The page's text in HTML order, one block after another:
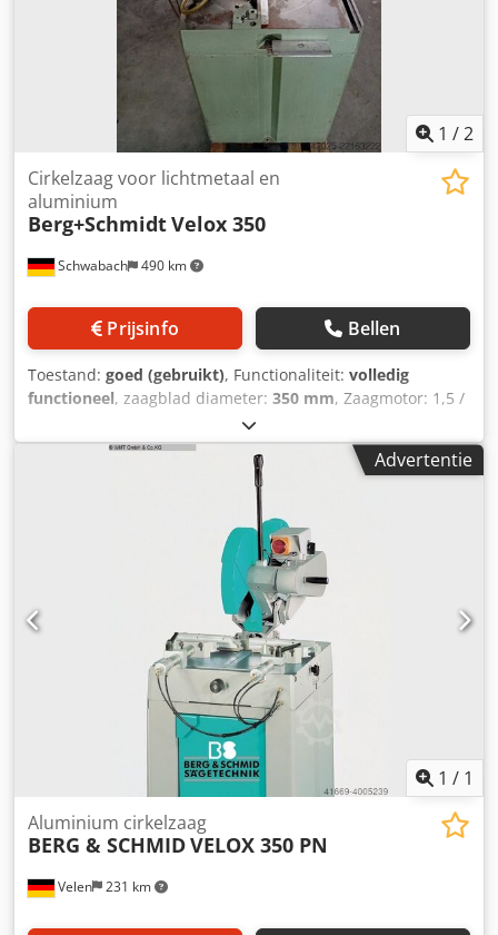
1 /2
Schwabach 490 km
Cirkelzaag voor lichtmetaal en
aluminium
Berg+SchmidtVelox 350
Prijsinfo Bellen
Toestand: goed (gebruikt), Functionaliteit: volledig
functioneel, zaagblad diameter: 350 mm, Zaagmotor: 1,5 /
1,8 kW Zaagbladgrootte: 350 mm 2 toerentallen zaagblad:
1400 / 2800 omw/min Dcjdpfozfn E Aox Ahqsk Traploos
Advertentie
1 / 1
Velen 231 km
Aluminium cirkelzaag
BERG & SCHMIDVELOX 350 PN